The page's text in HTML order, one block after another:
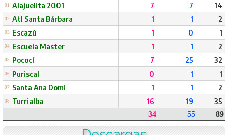
01 Alajuelita 2001 7 7 14
02 Atl Santa Bárbara 1 1 2
03 Escazú 1 0 1
04 Escuela Master 1 1 2
05 Pococí 7 25 32
06 Puriscal 0 1 1
07 Santa Ana Domi 1 1 2
08 Turrialba 16 19 35
34 55 89